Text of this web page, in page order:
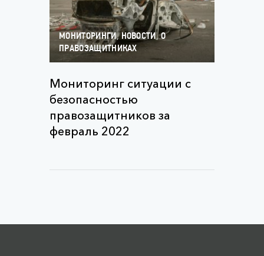
МОНИТОРИНГИ,НОВОСТИ,О
ПРАВОЗАЩИТНИКАХ
Мониторинг ситуации с
безопасностью
правозащитников за
февраль 2022